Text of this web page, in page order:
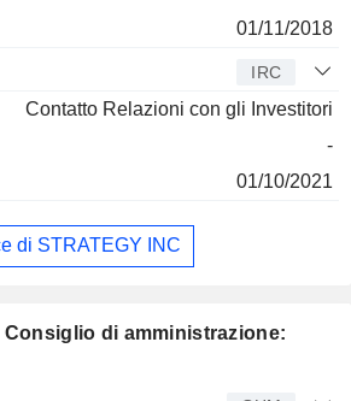
01/11/2018
IRC
Contatto Relazioni con gli Investitori
-
01/10/2021
di STRATEGY INC
di amministrazione: